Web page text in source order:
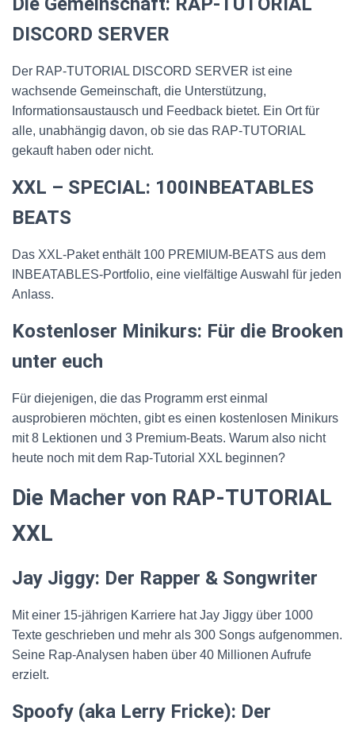
DISCORD SERVER
Der RAP-TUTORIAL DISCORD SERVER ist eine
wachsende Gemeinschaft, die Unterstützung,
Informationsaustausch und Feedback bietet. Ein Ort für
alle, unabhängig davon, ob sie das RAP-TUTORIAL
gekauft haben oder nicht.
XXL – SPECIAL: 100INBEATABLES
BEATS
Das XXL-Paket enthält 100 PREMIUM-BEATS aus dem
INBEATABLES-Portfolio, eine vielfältige Auswahl für jeden
Anlass.
Kostenloser Minikurs: Für die Brooken
unter euch
Für diejenigen, die das Programm erst einmal
ausprobieren möchten, gibt es einen kostenlosen Minikurs
mit 8 Lektionen und 3 Premium-Beats. Warum also nicht
heute noch mit dem Rap-Tutorial XXL beginnen?
Die Macher von RAP-TUTORIAL
XXL
Jay Jiggy: Der Rapper & Songwriter
Mit einer 15-jährigen Karriere hat Jay Jiggy über 1000
Texte geschrieben und mehr als 300 Songs aufgenommen.
Seine Rap-Analysen haben über 40 Millionen Aufrufe
erzielt.
Spoofy (aka Lerry Fricke): Der